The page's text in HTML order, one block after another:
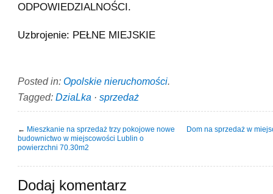
ODPOWIEDZIALNOŚCI.
Uzbrojenie: PEŁNE MIEJSKIE
Posted in: Opolskie nieruchomości.
Tagged: DziaLka · sprzedaż
← Mieszkanie na sprzedaż trzy pokojowe nowe
budownictwo w miejscowości Lublin o
powierzchni 70.30m2
Dom na sprzedaż w
Dodaj komentarz